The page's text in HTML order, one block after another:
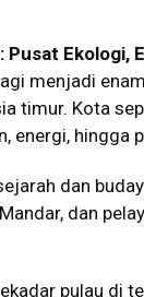
Pusat Ekologi,
menjadi
timur. Kota
energi, hingga
dan
dan
pulau di